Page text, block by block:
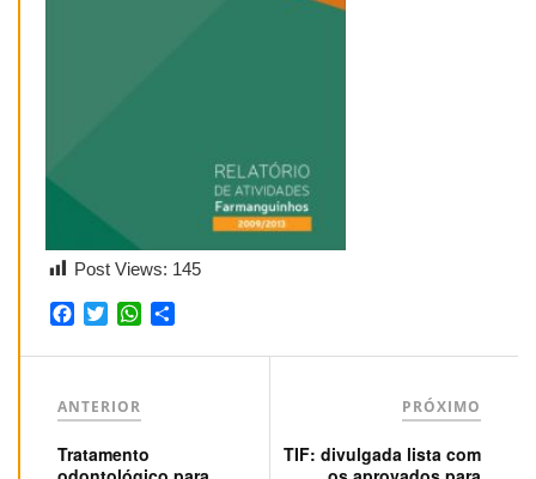
Post Views: 145
Facebook
TwitterWhatsApp
ANTERIOR
Tratamento
PRÓXIMO
TIF: divulgada lista com